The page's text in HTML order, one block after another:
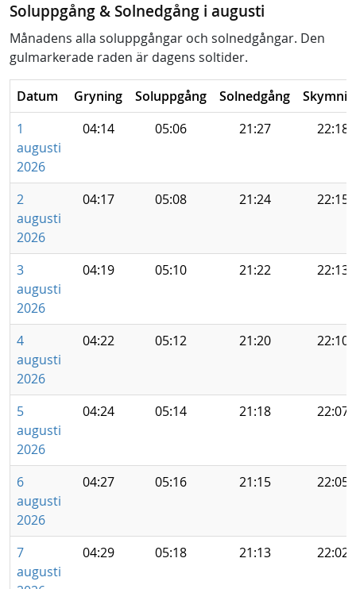
Soluppgång & Solnedgång i augusti
Månadens alla soluppgångar och solnedgångar. Den
gulmarkerade raden är dagens soltider.
Datum Gryning Soluppgång Solnedgång
1
augusti
2026
04:14 05:06 21:27 22:18
2
augusti
2026
04:17 05:08 21:24 22:15
3
augusti
2026
04:19 05:10 21:22 22:13
4
augusti
2026
04:22 05:12 21:20 22:10
5
augusti
2026
04:24 05:14 21:18 22:07
6
augusti
2026
04:27 05:16 21:15 22:05
7
augusti
04:29 05:18 21:13 22:02